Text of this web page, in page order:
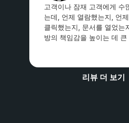
고객이나 잠재 고객에게 수
는데, 언제 열람했는지, 언
클릭했는지, 문서를 열었는
방의 책임감을 높이는 데 큰
리뷰 더 보기